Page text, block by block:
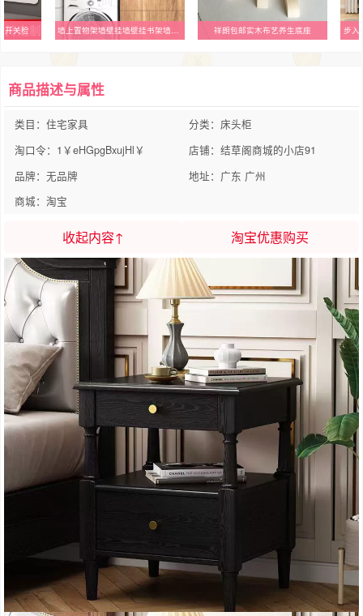
开关检 墙上置物架墙壁挂墙壁挂书架墙上厨房层板托墙面收纳承重一字隔板 祥朗包邮实木布艺养生底座
商品描述与属性
类目：住宅家具
分类：床头柜
淘口令：1￥eHGpgBxujHl￥
店铺：结草阁商城的小店91
品牌：无品牌
地址：广东 广州
商城：淘宝
收起内容↑ 淘宝优惠购买